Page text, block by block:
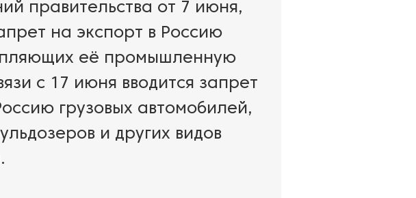
правительства от 7 июня,
на экспорт в Россию
её промышленную
с 17 июня вводится запрет
грузовых автомобилей,
и других видов